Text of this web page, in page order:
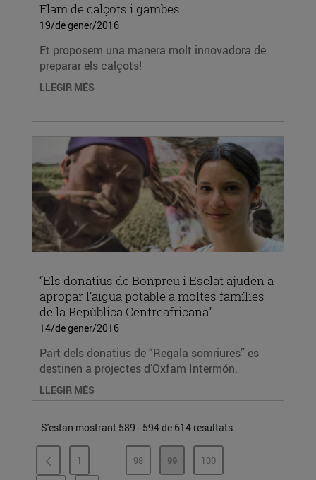
Flam de calçots i gambes
19/de gener/2016
Et proposem una manera molt innovadora de
preparar els calçots!
LLEGIR MÉS
“Els donatius de Bonpreu i Esclat ajuden a
apropar l’aigua potable a moltes famílies
de la República Centreafricana”
14/de gener/2016
Part dels donatius de “Regala somriures” es
destinen a projectes d’Oxfam Intermón.
LLEGIR MÉS
S'estan mostrant 589 - 594 de 614 resultats.
PÀGINA
1 ...PÀGINES INTERMÈDIES
PÀGINA
98 PÀGINA
99 PÀGINA
100 ...PÀGINES